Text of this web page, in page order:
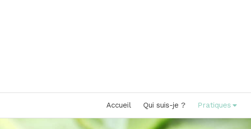
Accueil Qui suis-je ? Pratiques